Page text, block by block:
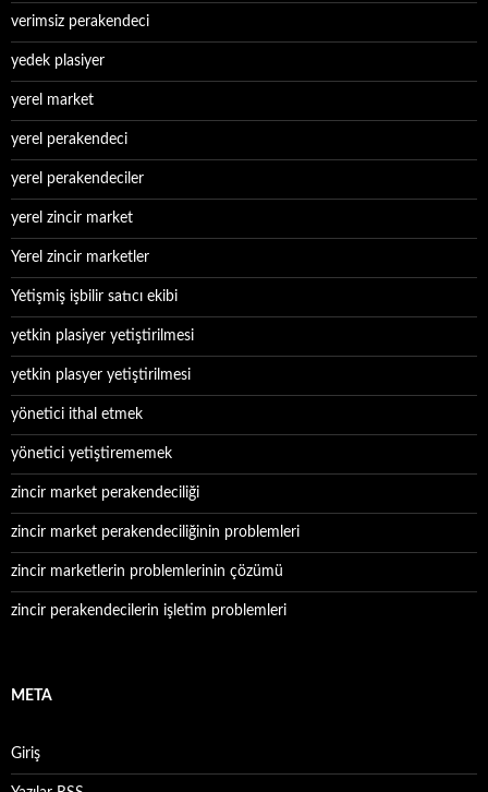
verimsiz perakendeci
yedek plasiyer
yerel market
yerel perakendeci
yerel perakendeciler
yerel zincir market
Yerel zincir marketler
Yetişmiş işbilir satıcı ekibi
yetkin plasiyer yetiştirilmesi
yetkin plasyer yetiştirilmesi
yönetici ithal etmek
yönetici yetiştirememek
zincir market perakendeciliği
zincir market perakendeciliğinin problemleri
zincir marketlerin problemlerinin çözümü
zincir perakendecilerin işletim problemleri
META
Giriş